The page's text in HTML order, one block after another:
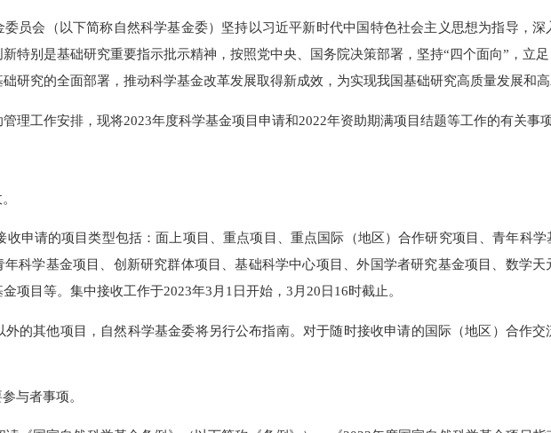
委员会（以下简称自然科学基金委）坚持以习近平新时代中国特色社会主义思想为指
新特别是基础研究重要指示批示精神，按照党中央、国务院决策部署，坚持“四个面向
基础研究的全面部署，推动科学基金改革发展取得新成效，为实现我国基础研究高质量
助管理工作安排，现将2023年度科学基金项目申请和2022年资助期满项目结题等工作的
收。
接收申请的项目类型包括：面上项目、重点项目、重点国际（地区）合作研究项目、
青年科学基金项目、创新研究群体项目、基础科学中心项目、外国学者研究基金项目
基金项目等。集中接收工作于2023年3月1日开始，3月20日16时截止。